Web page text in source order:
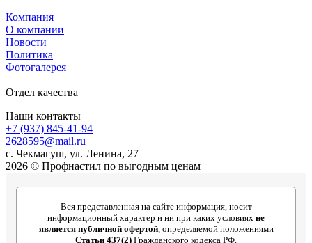
Компания
О компании
Новости
Политика
Фотогалерея
Отдел качества
Наши контакты
+7 (937) 845-41-94
2628595@mail.ru
с. Чекмагуш, ул. Ленина, 27
2026 © Профнастил по выгодным ценам
Вся представленная на сайте информация, носит
информационный характер и ни при каких условиях не
является публичной офертой, определяемой положениями
Статьи 437(2) Гражданского кодекса РФ.